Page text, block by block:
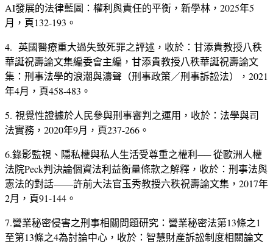
AI發展的法律藍圖：權利與責任的平衡，新學林， 2025年5
月，頁132-193 。
4. 英國醫療重大過失致死罪之評述，收於： 甘添貴教授八秩
華誕祝壽論文集編委會主編，甘添貴教授八秩華誕祝壽論文
集：刑事法學的浪潮與濤聲（刑事政策／刑事訴訟法），2021
年4月，頁458-483。
5. 視覺性證據於人民參與刑事審判之運用，收於：法學與司
法實務，2020年9月，頁237-266。
6.錄影監視、隱私權與私人生活受尊重之權利── 從歐洲人權
法院Peck判決論個資法利益衡量條款之解釋，收於：刑事法與
憲法的對話——許前大法官玉秀教授六秩祝壽論文集，2017年
2月，頁91-144。
7.營業秘密侵害之刑事相關問題研究：營業秘密法第13條之1
至第13條之4為討論中心，收於：智慧財產訴訟制度相關論文